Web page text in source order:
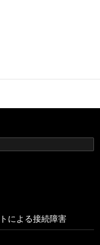
による接続障害